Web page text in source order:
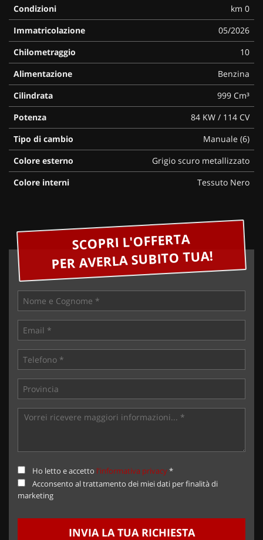
Condizioni
km 0
Immatricolazione
05/2026
Chilometraggio
10
Alimentazione
Benzina
Cilindrata
999 Cm³
Potenza
84 KW / 114 CV
Tipo di cambio
Manuale (6)
Colore esterno
Grigio scuro metallizzato
Colore interni
Tessuto Nero
SCOPRI L'OFFERTA
PER AVERLA SUBITO TUA!
Ho letto e accetto l'informativa privacy*
Acconsento al trattamento dei miei dati per finalità di
marketing
INVIA LA TUA RICHIESTA